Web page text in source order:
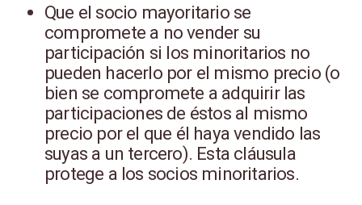
Que el socio mayoritario se
compromete a no vender su
participación si los minoritarios no
pueden hacerlo por el mismo precio (o
bien se compromete a adquirir las
participaciones de éstos al mismo
precio por el que él haya vendido las
suyas a un tercero). Esta cláusula
protege a los socios minoritarios.